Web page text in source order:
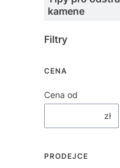
kamene
Filtry
CENA
Cena od
zł
PRODEJCE